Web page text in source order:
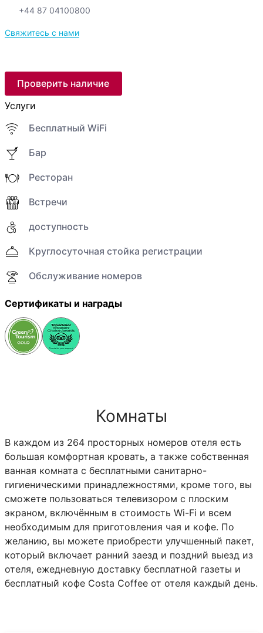
+44 87 04100800
Свяжитесь с нами
Проверить наличие
Услуги
Бесплатный WiFi
Бар
Ресторан
Встречи
доступность
Круглосуточная стойка регистрации
Обслуживание номеров
Сертификаты и награды
Комнаты
В каждом из 264 просторных номеров отеля есть
большая комфортная кровать, а также собственная
ванная комната с бесплатными санитарно-
гигиеническими принадлежностями, кроме того, вы
сможете пользоваться телевизором с плоским
экраном, включённым в стоимость Wi-Fi и всем
необходимым для приготовления чая и кофе. По
желанию, вы можете приобрести улучшенный пакет,
который включает ранний заезд и поздний выезд из
отеля, ежедневную доставку бесплатной газеты и
бесплатный кофе Costa Coffee от отеля каждый день.